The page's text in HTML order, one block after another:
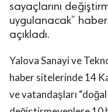
sayaçlarını
uygulanacak”
açıkladı.
Yalova Sanayi ve
haber sitelerinde 14
ve vatandaşları “doğal